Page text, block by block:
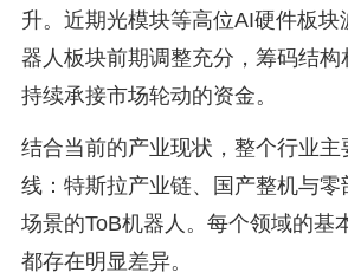
升。近期光模块等高位AI硬件板块
器人板块前期调整充分，筹码结构
持续承接市场轮动的资金。
结合当前的产业现状，整个行业主
线：特斯拉产业链、国产整机与零
场景的ToB机器人。每个领域的基
都存在明显差异。